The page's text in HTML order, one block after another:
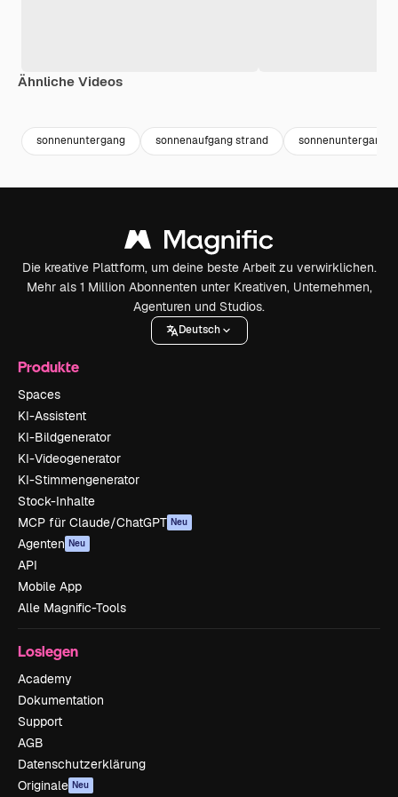
Ähnliche Videos
sonnenuntergang sonnenaufgang strand sonnenuntergang
Die kreative Plattform, um deine beste Arbeit zu verwirklichen.
Mehr als 1 Million Abonnenten unter Kreativen, Unternehmen,
Agenturen und Studios.
Deutsch
Produkte
Spaces
KI-Assistent
KI-Bildgenerator
KI-Videogenerator
KI-Stimmengenerator
Stock-Inhalte
MCP für Claude/ChatGPT Neu
Agenten Neu
API
Mobile App
Alle Magnific-Tools
Loslegen
Academy
Dokumentation
Support
AGB
Datenschutzerklärung
Originale Neu